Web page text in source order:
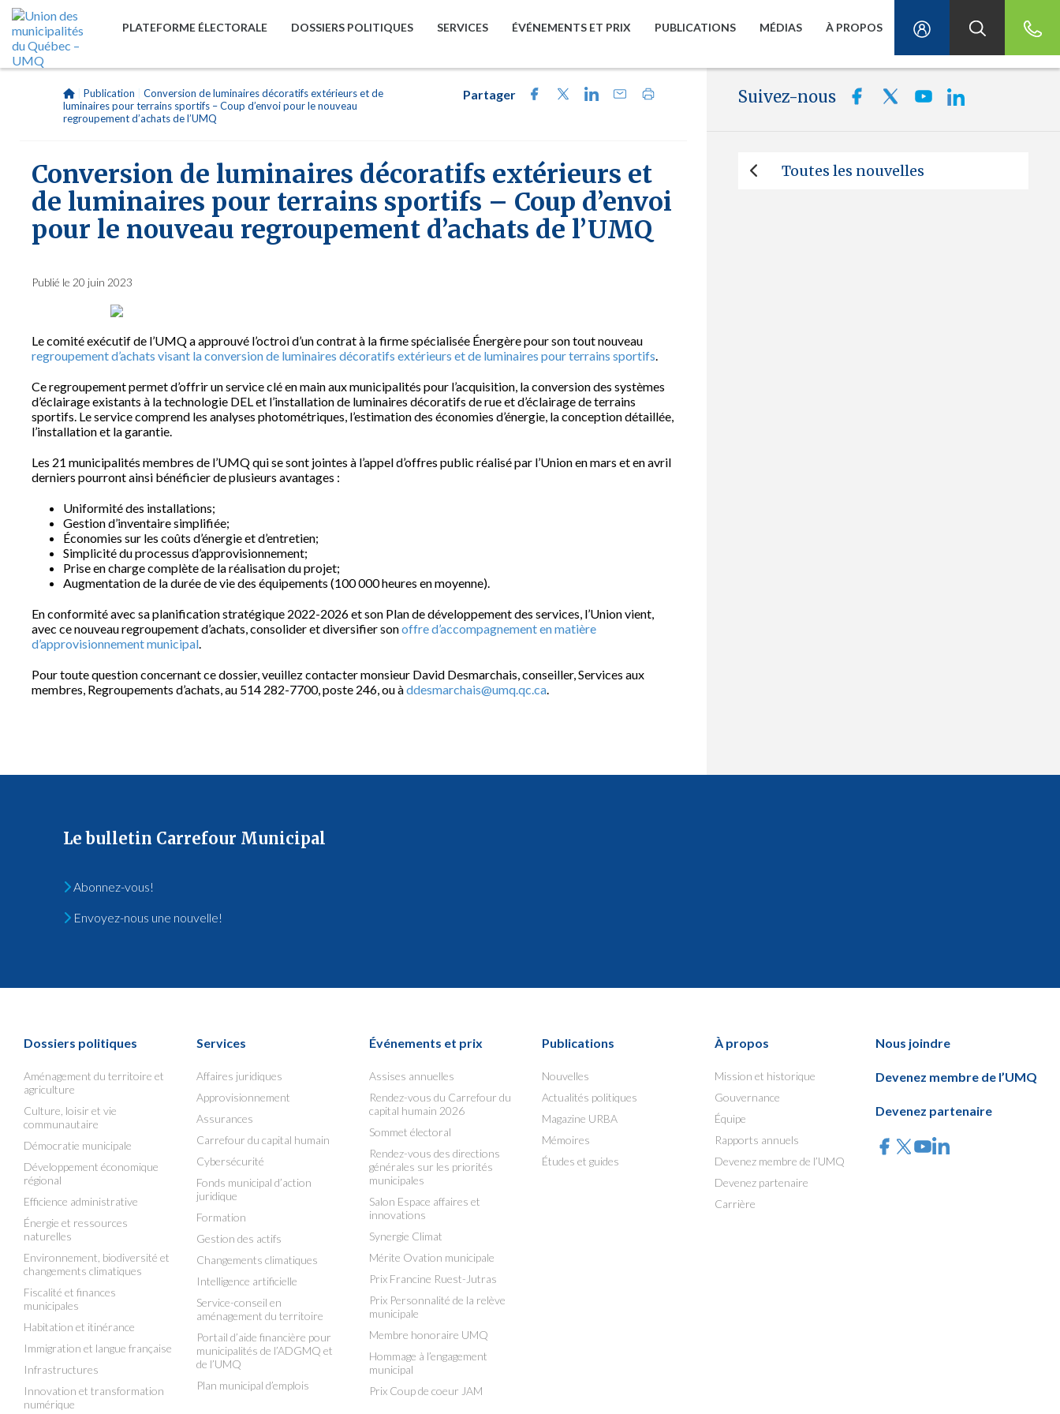
PLATEFORME ÉLECTORALE DOSSIERS POLITIQUES SERVICES ÉVÉNEMENTS ET PRIX PUBLICATIONS MÉDIAS À PROPOS
Publication
Conversion de luminaires décoratifs extérieurs et de
luminaires pour terrains sportifs – Coup d’envoi pour le nouveau
regroupement d’achats de l’UMQ
Partager
Conversion de luminaires décoratifs extérieurs et
de luminaires pour terrains sportifs – Coup d’envoi
pour le nouveau regroupement d’achats de l’UMQ
Publié le 20 juin 2023
Le comité exécutif de l’UMQ a approuvé l’octroi d’un contrat à la firme spécialisée Énergère pour son tout nouveau
regroupement d’achats visant la conversion de luminaires décoratifs extérieurs et de luminaires pour terrains sportifs.
Ce regroupement permet d’offrir un service clé en main aux municipalités pour l’acquisition, la conversion des systèmes
d’éclairage existants à la technologie DEL et l’installation de luminaires décoratifs de rue et d’éclairage de terrains
sportifs. Le service comprend les analyses photométriques, l’estimation des économies d’énergie, la conception détaillée,
l’installation et la garantie.
Les 21 municipalités membres de l’UMQ qui se sont jointes à l’appel d’offres public réalisé par l’Union en mars et en avril
derniers pourront ainsi bénéficier de plusieurs avantages :
Uniformité des installations;
Gestion d’inventaire simplifiée;
Économies sur les coûts d’énergie et d’entretien;
Simplicité du processus d’approvisionnement;
Prise en charge complète de la réalisation du projet;
Augmentation de la durée de vie des équipements (100 000 heures en moyenne).
En conformité avec sa planification stratégique 2022-2026 et son Plan de développement des services, l’Union vient,
avec ce nouveau regroupement d’achats, consolider et diversifier sonoffre d’accompagnement en matière
d’approvisionnement municipal.
Pour toute question concernant ce dossier, veuillez contacter monsieur David Desmarchais, conseiller, Services aux
membres, Regroupements d’achats, au 514 282-7700, poste 246, ou àddesmarchais@umq.qc.ca.
Suivez-nous
Toutes les nouvelles
Le bulletin Carrefour Municipal
Abonnez-vous!
Envoyez-nous une nouvelle!
Dossiers politiques
Aménagement du territoire et
agriculture
Culture, loisir et vie
communautaire
Démocratie municipale
Développement économique
régional
Efficience administrative
Énergie et ressources
naturelles
Environnement, biodiversité et
changements climatiques
Fiscalité et finances
municipales
Habitation et itinérance
Immigration et langue française
Infrastructures
Innovation et transformation
numérique
Services
Affaires juridiques
Approvisionnement
Assurances
Carrefour du capital humain
Cybersécurité
Fonds municipal d’action
juridique
Formation
Gestion des actifs
Changements climatiques
Intelligence artificielle
Service-conseil en
aménagement du territoire
Portail d’aide financière pour
municipalités de l’ADGMQ et
de l’UMQ
Plan municipal d’emplois
Événements et prix
Assises annuelles
Rendez-vous du Carrefour du
capital humain 2026
Sommet électoral
Rendez-vous des directions
générales sur les priorités
municipales
Salon Espace affaires et
innovations
Synergie Climat
Mérite Ovation municipale
Prix Francine Ruest-Jutras
Prix Personnalité de la relève
municipale
Membre honoraire UMQ
Hommage à l’engagement
municipal
Prix Coup de coeur JAM
Publications
Nouvelles
Actualités politiques
Magazine URBA
Mémoires
Études et guides
À propos
Mission et historique
Gouvernance
Équipe
Rapports annuels
Devenez membre de l’UMQ
Devenez partenaire
Carrière
Nous joindre
Devenez membre de l’UMQ
Devenez partenaire